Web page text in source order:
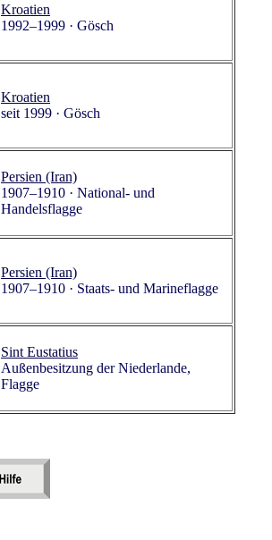
Kroatien
1992–1999 · Gösch
Kroatien
seit 1999 · Gösch
Persien (Iran)
1907–1910 · National- und
Handelsflagge
Persien (Iran)
1907–1910 · Staats- und Marineflagge
Sint Eustatius
Außenbesitzung der Niederlande,
Flagge